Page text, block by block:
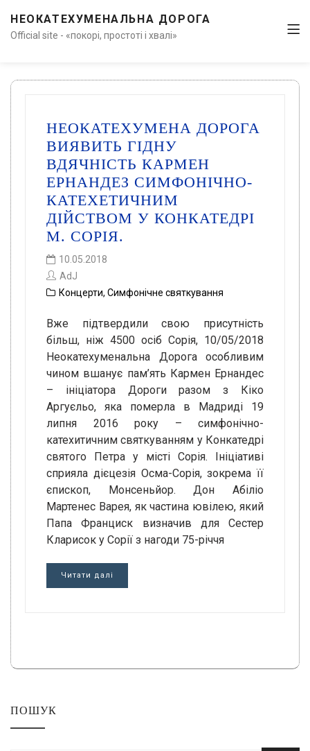
НЕОКАТЕХУМЕНАЛЬНА ДОРОГА
Official site - «покорі, простоті і хвалі»
НЕОКАТЕХУМЕНА ДОРОГА
ВИЯВИТЬ ГІДНУ
ВДЯЧНІСТЬ КАРМЕН
ЕРНАНДЕЗ СИМФОНІЧНО-
КАТЕХЕТИЧНИМ
ДІЙСТВОМ У КОНКАТЕДРІ
М. СОРІЯ.
10.05.2018
AdJ
Концерти, Симфонічне святкування
Вже підтвердили свою присутність
більш, ніж 4500 осіб Сорія, 10/05/2018
Неокатехуменальна Дорога особливим
чином вшанує пам’ять Кармен Ернандес
– ініціатора Дороги разом з Кіко
Аргуєльо, яка померла в Мадриді 19
липня 2016 року – симфонічно-
катехитичним святкуванням у Конкатедрі
святого Петра у місті Сорія. Ініціативі
сприяла дієцезія Осма-Сорія, зокрема її
єпископ, Монсеньйор. Дон Абіліо
Мартенес Варея, як частина ювілею, який
Папа Франциск визначив для Сестер
Кларисок у Сорії з нагоди 75-річчя
Читати далі
ПОШУК